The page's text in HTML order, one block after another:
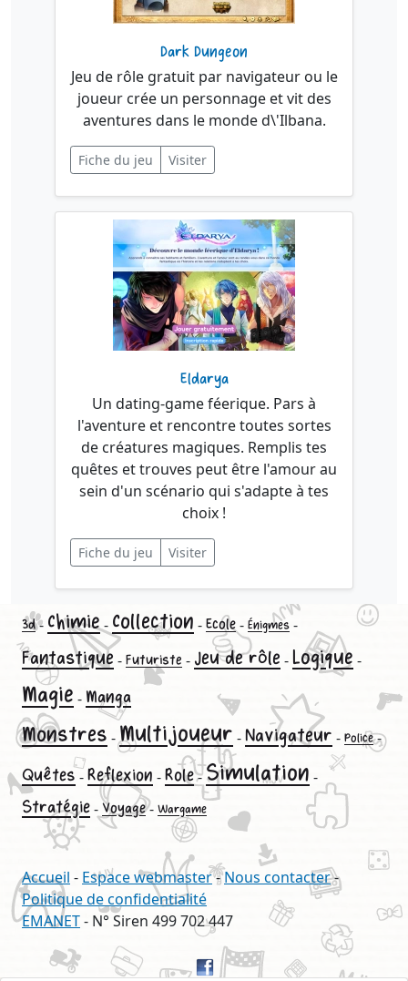
Dark Dungeon
Jeu de rôle gratuit par navigateur ou le
joueur crée un personnage et vit des
aventures dans le monde d\'Ilbana.
Fiche du jeu Visiter
Eldarya
Un dating-game féerique. Pars à
l'aventure et rencontre toutes sortes
de créatures magiques. Remplis tes
quêtes et trouves peut être l'amour au
sein d'un scénario qui s'adapte à tes
choix !
Fiche du jeu Visiter
3d- Chimie- Collection -Ecole- Énigmes -
Fantastique - Futuriste - Jeu de rôle -Logique -
Magie - Manga
Monstres -Multijoueur -Navigateur - Police-
Quêtes-Reflexion -Role-Simulation -
Stratégie-Voyage- Wargame
Accueil - Espace webmaster-Nous contacter-
Politique de confidentialité
EMANET- N° Siren 499 702 447